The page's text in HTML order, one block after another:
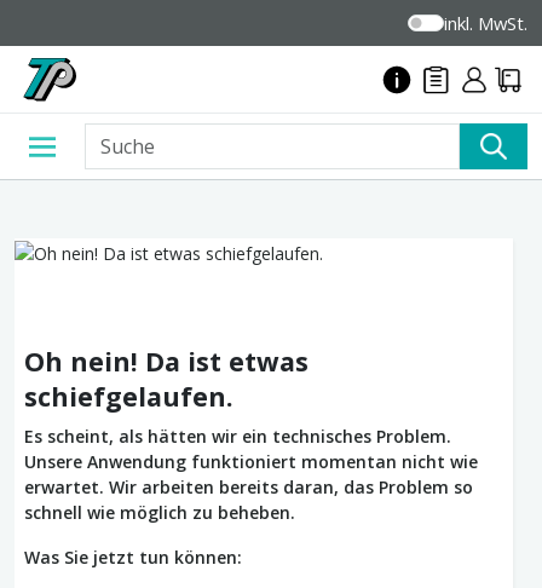
inkl. MwSt.
Oh nein! Da ist etwas
schiefgelaufen.
Es scheint, als hätten wir ein technisches Problem.
Unsere Anwendung funktioniert momentan nicht wie
erwartet. Wir arbeiten bereits daran, das Problem so
schnell wie möglich zu beheben.
Was Sie jetzt tun können: